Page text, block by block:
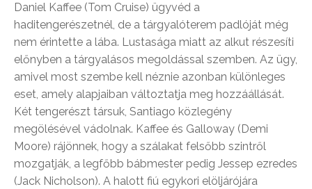
Daniel Kaffee (Tom Cruise) ügyvéd a
haditengerészetnél, de a tárgyalóterem padlóját még
nem érintette a lába. Lustasága miatt az alkut részesíti
előnyben a tárgyalásos megoldással szemben. Az ügy,
amivel most szembe kell néznie azonban különleges
eset, amely alapjaiban változtatja meg hozzáállását.
Két tengerészt társuk, Santiago közlegény
megölésével vádolnak. Kaffee és Galloway (Demi
Moore) rájönnek, hogy a szálakat felsőbb szintről
mozgatják, a legfőbb bábmester pedig Jessep ezredes
(Jack Nicholson). A halott fiú egykori elöljárójára